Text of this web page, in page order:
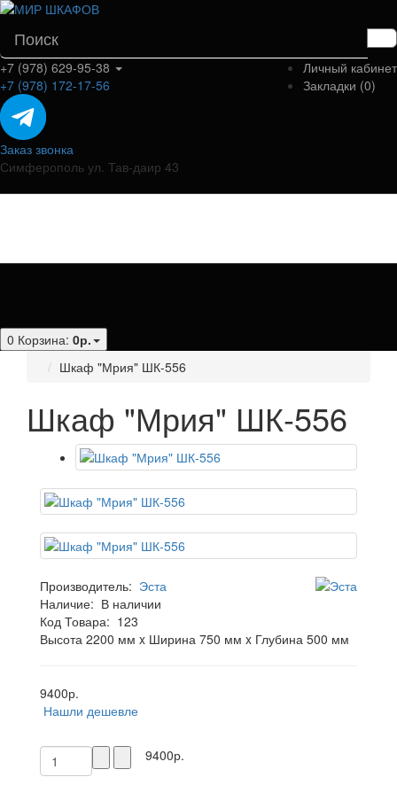
Личный кабинет
Закладки (0)
+7 (978) 629-95-38
+7 (978) 172-17-56
Заказ звонка
Симферополь ул. Тав-даир 43
0 Корзина: 0р.
Шкаф "Мрия" ШК-556
Шкаф "Мрия" ШК-556
Производитель: Эста
Наличие: В наличии
Код Товара: 123
Высота 2200 мм x Ширина 750 мм x Глубина 500 мм
9400р.
Нашли дешевле
9400р.